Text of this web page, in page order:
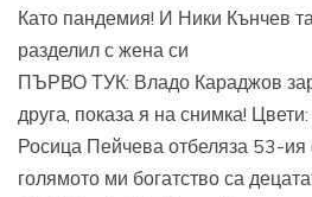
Като пандемия! И Ники Кънчев
разделил с жена си
ПЪРВО ТУК: Владо Караджов
друга, показа я на снимка!
Росица Пейчева отбеляза 53-
голямото ми богатство са